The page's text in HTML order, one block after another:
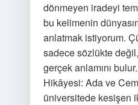
dönmeyen iradeyi
bu kelimenin
anlatmak istiyorum.
sadece sözlükte
gerçek anlamını
Hikâyesi: Ada ve
üniversitede kesişen